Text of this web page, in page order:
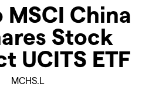
MSCI China
Stock
UCITS ETF
MCHS.L